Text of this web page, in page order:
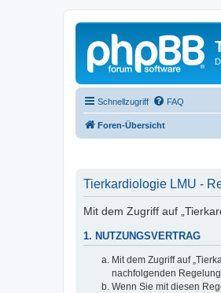
Schnellzugriff FAQ
Foren-Übersicht
Tierkardiologie LMU -
Mit dem Zugriff auf
1. NUTZUNGSVERTRAG
Mit dem Zugriff auf
nachfolgenden
Wenn Sie mit diesen